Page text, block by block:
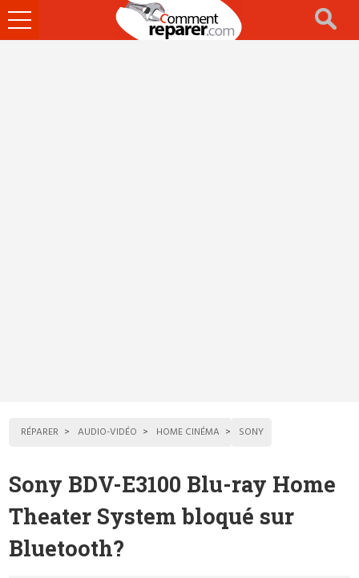
Ouvrir
le
RÉPARER AUDIO-VIDÉO HOME CINÉMA SONY
Sony BDV-E3100 Blu-ray Home
Theater System bloqué sur
Bluetooth?